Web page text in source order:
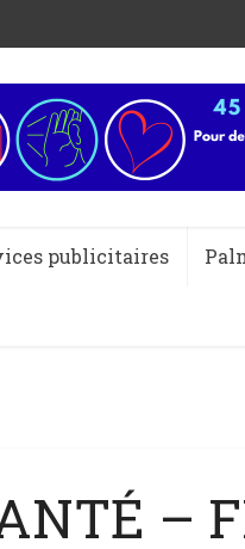
publicitaires
–